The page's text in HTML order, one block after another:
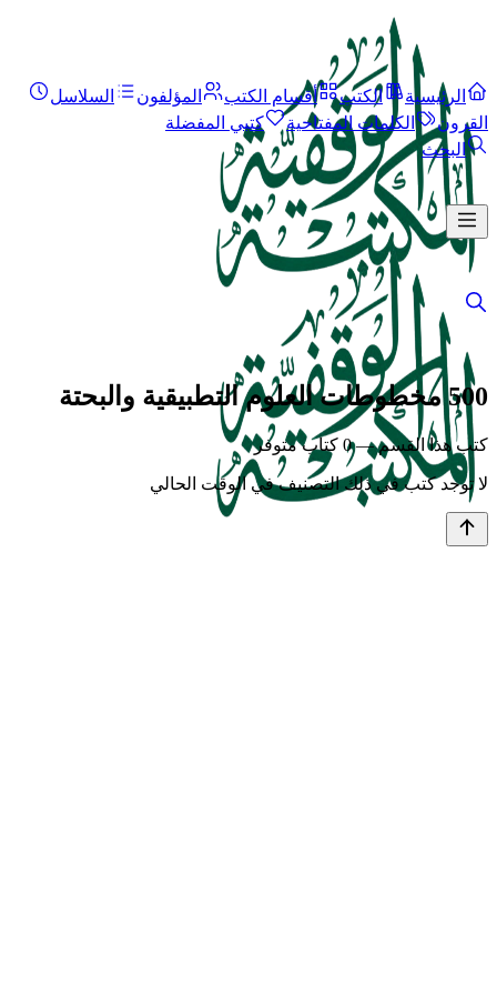
الرئيسية الكتب أقسام الكتب المؤلفون
السلاسل
القرون
الكلمات المفتاحية
كتبي المفضلة
البحث
500 مخطوطات العلوم التطبيقية والبحتة
كتب هذا القسم — 0 كتاب متوفر
لا توجد كتب في ذلك التصنيف في الوقت الحالي